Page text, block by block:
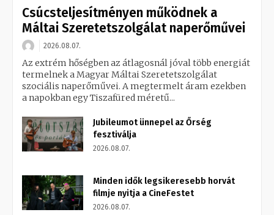
Csúcsteljesítményen működnek a
Máltai Szeretetszolgálat naperőművei
2026.08.07.
Az extrém hőségben az átlagosnál jóval több energiát
termelnek a Magyar Máltai Szeretetszolgálat
szociális naperőművei. A megtermelt áram ezekben
a napokban egy Tiszafüred méretű...
Jubileumot ünnepel az Őrség
fesztiválja
2026.08.07.
Minden idők legsikeresebb horvát
filmje nyitja a CineFestet
2026.08.07.